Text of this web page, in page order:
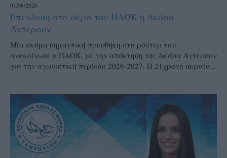
01/08/2026
Επένδυση στα άκρα του ΠΑΟΚ η Ακάσα
Άντερσον
Μία ακόμα σημαντική προσθήκη στο ρόστερ του
ανακοίνωσε ο ΠΑΟΚ, με την απόκτηση της Ακάσα Άντερσον
για την αγωνιστική περίοδο 2026-2027. Η 21χρονη ακραία...